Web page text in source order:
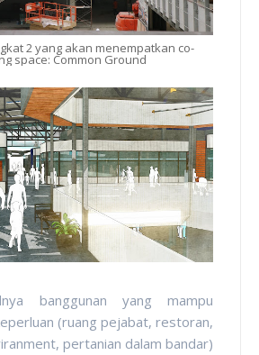
2 yang akan menempatkan co-
space: Common Ground
banggunan yang mampu
(ruang pejabat, restoran,
pertanian dalam bandar)